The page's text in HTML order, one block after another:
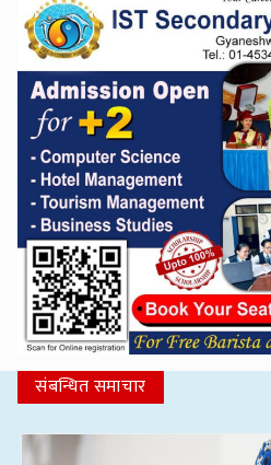
संबन्धित समाचार